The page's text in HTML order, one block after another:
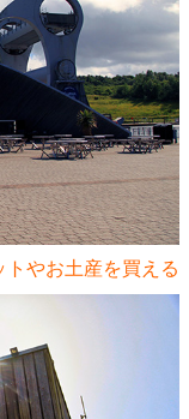
やお土産を買える